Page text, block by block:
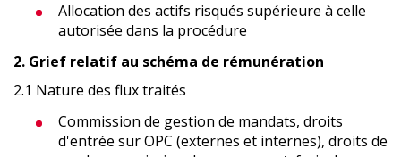
Allocation des actifs risqués supérieure à celle
autorisée dans la procédure
2. Grief relatif au schéma de rémunération
2.1 Nature des flux traités
Commission de gestion de mandats, droits
d'entrée sur OPC (externes et internes), droits de